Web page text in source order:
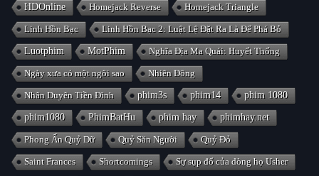
HDOnline Homejack Reverse Homejack Triangle
Linh Hồn Bạc Linh Hồn Bạc 2: Luật Lệ Đặt Ra Là Để Phá Bỏ
Luotphim MotPhim Nghĩa Địa Ma Quái: Huyết Thống
Ngày xưa có một ngôi sao Nhiên Đông
Nhân Duyên Tiền Đình phim3s phim14 phim 1080
phim1080 PhimBatHu phim hay phimhay.net
Phong Ấn Quỷ Dữ Quỷ Săn Người Quỷ Đỏ
Saint Frances Shortcomings Sự sụp đổ của dòng họ Usher